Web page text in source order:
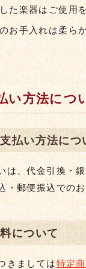
た楽器はご使用
お手入れは柔ら
い方法につ
払い方法につ
は、代金引換・
・郵便振込での
について
きましては特定